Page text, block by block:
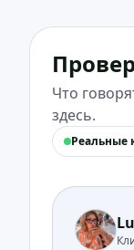
Что
здесь.
Реальные